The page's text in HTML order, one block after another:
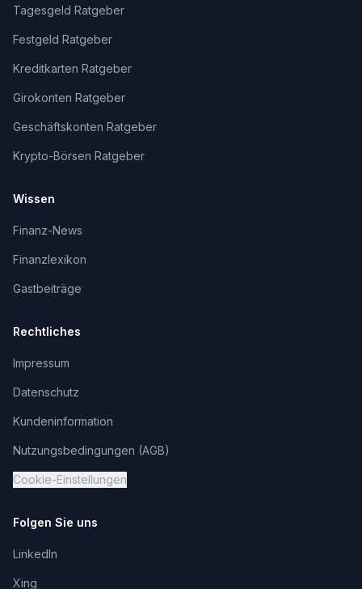
Tagesgeld Ratgeber
Festgeld Ratgeber
Kreditkarten Ratgeber
Girokonten Ratgeber
Geschäftskonten Ratgeber
Krypto-Börsen Ratgeber
Wissen
Finanz-News
Finanzlexikon
Gastbeiträge
Rechtliches
Impressum
Datenschutz
Kundeninformation
Nutzungsbedingungen (AGB)
Cookie-Einstellungen
Folgen Sie uns
LinkedIn
Xing